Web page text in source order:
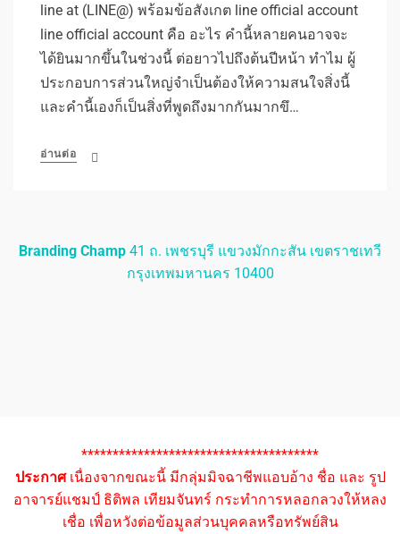
line at (LINE@) พร้อมข้อสังเกต line official account
line official account คือ อะไร คำนี้หลายคนอาจจะ
ได้ยินมากขึ้นในช่วงนี้ ต่อยาวไปถึงต้นปีหน้า ทำไม ผู้
ประกอบการส่วนใหญ่จำเป็นต้องให้ความสนใจสิ่งนี้
และคำนี้เองก็เป็นสิ่งที่พูดถึงมากกันมากขึ…
อ่านต่อ
Branding Champ 41 ถ. เพชรบุรี แขวงมักกะสัน เขตราชเทวี
กรุงเทพมหานคร 10400
**************************************
ประกาศเนื่องจากขณะนี้ มีกลุ่มมิจฉาชีพแอบอ้าง ชื่อ และ รูป
อาจารย์แชมป์ ธิติพล เทียมจันทร์ กระทำการหลอกลวงให้หลง
เชื่อ เพื่อหวังต่อข้อมูลส่วนบุคคลหรือทรัพย์สิน